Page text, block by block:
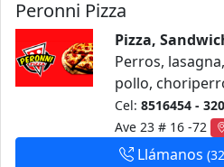
Peronni Pizza
Pizza,
Perros,
pollo,
Cel: 8516454 -
Ave 23 # 16 -72
Llámanos